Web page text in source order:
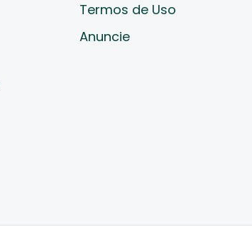
Termos de Uso
Anuncie